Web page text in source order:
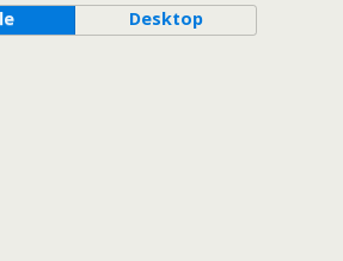
Desktop